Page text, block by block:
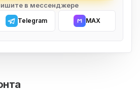
в мессенджере
Telegram MAX